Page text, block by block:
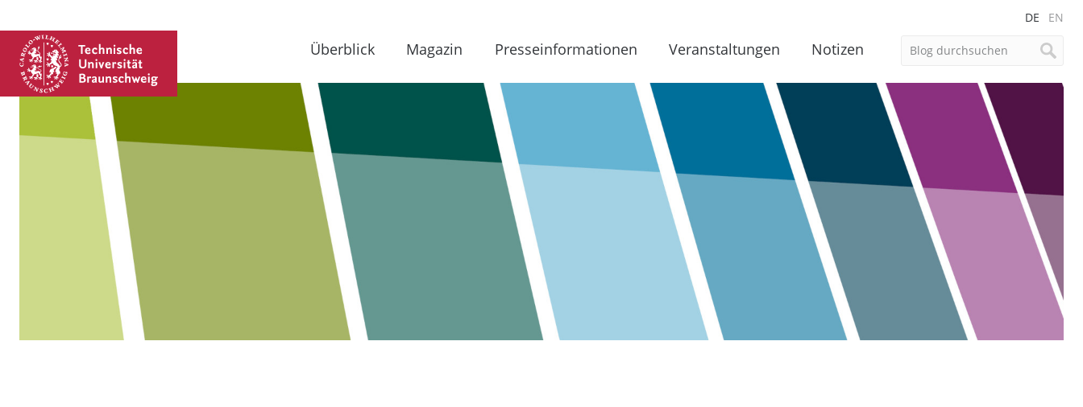
DE EN
Überblick Magazin Presseinformationen Veranstaltungen Notizen